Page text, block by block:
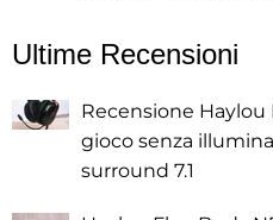
Ultime Recensioni
Recensione Haylou
gioco senza
surround 7.1